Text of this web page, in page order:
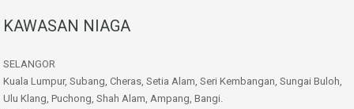
KAWASAN NIAGA
SELANGOR
Kuala Lumpur, Subang, Cheras, Setia Alam, Seri Kembangan, Sungai Buloh,
Ulu Klang, Puchong, Shah Alam, Ampang, Bangi.